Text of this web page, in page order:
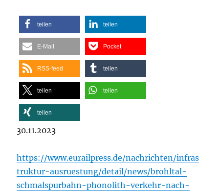
teilen teilen
E-Mail Pocket
RSS-feed teilen
teilen teilen
teilen
30.11.2023
https://www.eurailpress.de/nachrichten/infras
truktur-ausruestung/detail/news/brohltal-
schmalspurbahn-phonolith-verkehr-nach-